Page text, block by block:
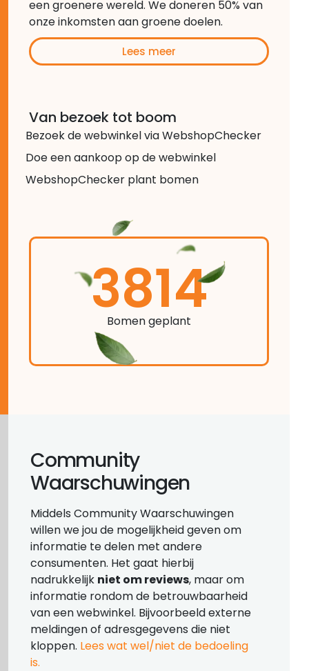
een groenere wereld. We doneren 50% van
onze inkomsten aan groene doelen.
Lees meer
Van bezoek tot boom
Bezoek de webwinkel via WebshopChecker
Doe een aankoop op de webwinkel
WebshopChecker plant bomen
3814
Bomen geplant
Community
Waarschuwingen
Middels Community Waarschuwingen
willen we jou de mogelijkheid geven om
informatie te delen met andere
consumenten. Het gaat hierbij
nadrukkelijk niet om reviews, maar om
informatie rondom de betrouwbaarheid
van een webwinkel. Bijvoorbeeld externe
meldingen of adresgegevens die niet
kloppen. Lees wat wel/niet de bedoeling
is.